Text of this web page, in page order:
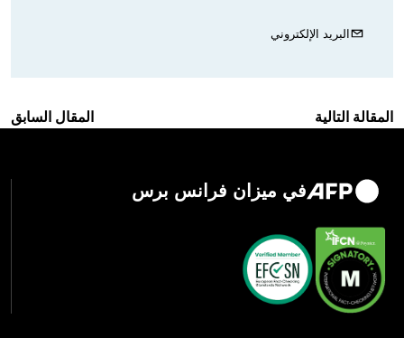
البريد الإلكتروني
المقالة التالية المقال السابق
في ميزان فرانس برس